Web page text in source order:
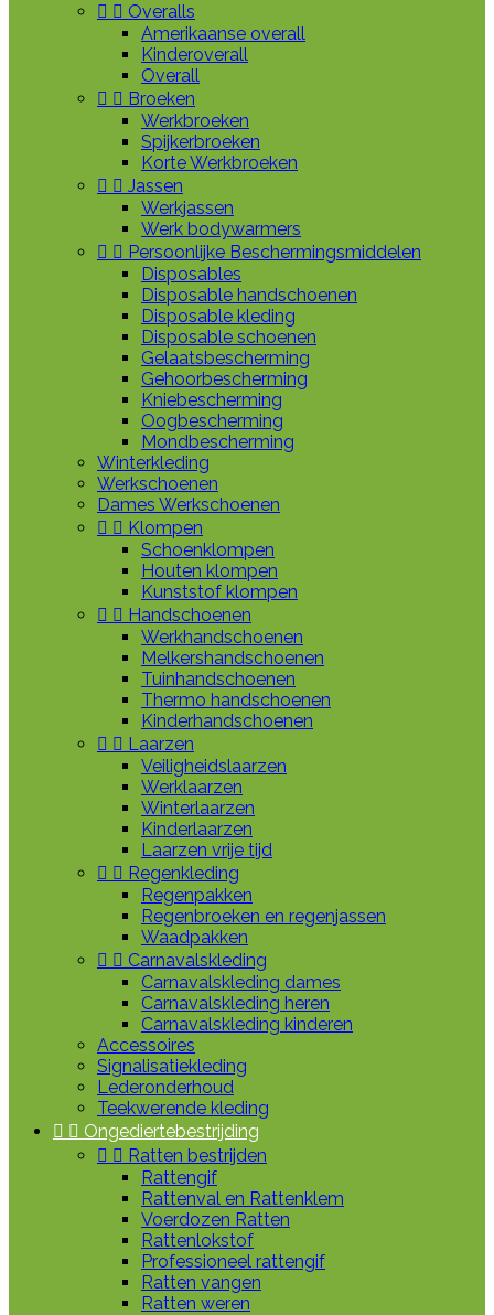
  Overalls
Amerikaanse overall
Kinderoverall
Overall
  Broeken
Werkbroeken
Spijkerbroeken
Korte Werkbroeken
  Jassen
Werkjassen
Werk bodywarmers
  Persoonlijke Beschermingsmiddelen
Disposables
Disposable handschoenen
Disposable kleding
Disposable schoenen
Gelaatsbescherming
Gehoorbescherming
Kniebescherming
Oogbescherming
Mondbescherming
Winterkleding
Werkschoenen
Dames Werkschoenen
  Klompen
Schoenklompen
Houten klompen
Kunststof klompen
  Handschoenen
Werkhandschoenen
Melkershandschoenen
Tuinhandschoenen
Thermo handschoenen
Kinderhandschoenen
  Laarzen
Veiligheidslaarzen
Werklaarzen
Winterlaarzen
Kinderlaarzen
Laarzen vrije tijd
  Regenkleding
Regenpakken
Regenbroeken en regenjassen
Waadpakken
  Carnavalskleding
Carnavalskleding dames
Carnavalskleding heren
Carnavalskleding kinderen
Accessoires
Signalisatiekleding
Lederonderhoud
Teekwerende kleding
  Ongediertebestrijding
  Ratten bestrijden
Rattengif
Rattenval en Rattenklem
Voerdozen Ratten
Rattenlokstof
Professioneel rattengif
Ratten vangen
Ratten weren